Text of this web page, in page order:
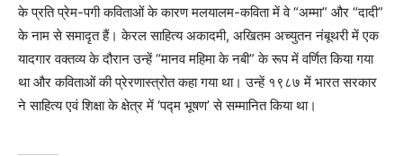
के प्रति प्रेम-पगी कविताओं के कारण मलयालम-कविता में वे “अम्मा” और “दादी”
के नाम से समादृत हैं। केरल साहित्य अकादमी, अखितम अच्युतन नंबूथरी में एक
यादगार वक्तव्य के दौरान उन्हें “मानव महिमा के नबी” के रूप में वर्णित किया गया
था और कविताओं की प्रेरणास्त्रोत कहा गया था। उन्हें १९८७ में भारत सरकार
ने साहित्य एवं शिक्षा के क्षेत्र में ‘पद्म भूषण’ से सम्मानित किया था।